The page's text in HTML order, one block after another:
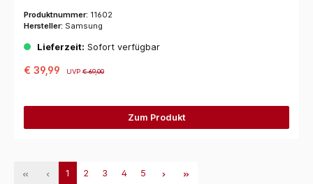
Produktnummer: 11602
Hersteller: Samsung
Lieferzeit: Sofort verfügbar
€ 39,99 UVP€ 69,00
Zum Produkt
1 2 3 4 5